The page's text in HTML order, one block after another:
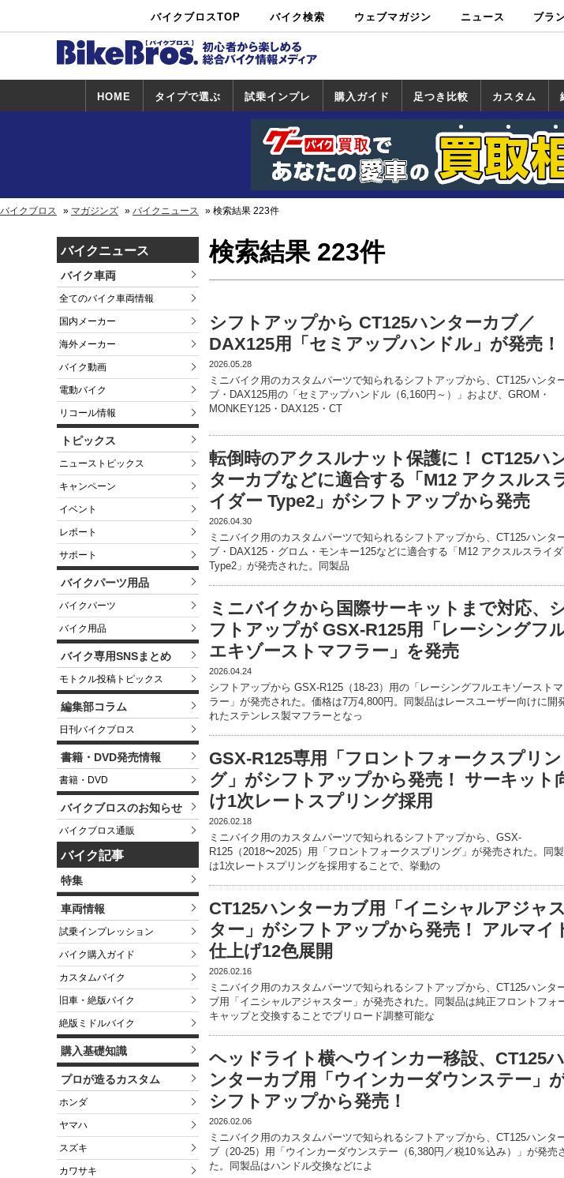
バイクブロスTOP バイク検索
中古バイ
ク・新車検
カタログ検
索
ショップ検
索
ウェブマガジン ニュース ブラ
HOME タイプで選ぶ 試乗インプレ
試乗インプレ
一覧
ホンダ
ヤマハ
スズキ
カワサキ
ハーレー
BMW
トライアンフ
ドゥカティ
購入ガイド
一覧
足つき比較 カスタム
カスタム
一覧
ホンダ
ヤマハ
スズキ
カワサキ道の駅調
ツーリン
日本の道
国道めぐり
林道ツー
バイクブロス マガジンズ バイクニュース 検索結果 223件
バイクニュース
バイク車両
全てのバイク車両情報
国内メーカー
海外メーカー
バイク動画
電動バイク
リコール情報
トピックス
ニューストピックス
キャンペーン
イベント
レポート
サポート
バイクパーツ用品
バイクパーツ
バイク用品
バイク専用SNSまとめ
モトクル投稿トピックス
編集部コラム
日刊バイクブロス
書籍・DVD発売情報
書籍・DVD
バイクブロスのお知らせ
バイクブロス通販
バイク記事
特集
車両情報
試乗インプレッション
バイク購入ガイド
カスタムバイク
旧車・絶版バイク
絶版ミドルバイク
購入基礎知識
プロが造るカスタム
ホンダ
ヤマハ
スズキ
カワサキ
検索結果 223件
シフトアップから CT125ハンターカブ／
DAX125用「セミアップハンドル」が発売！
2026.05.28
ミニバイク用のカスタムパーツで知られるシフトアップから、CT125ハンタ
ブ・DAX125用の「セミアップハンドル（6,160円～）」および、GROM・
MONKEY125・DAX125・CT
転倒時のアクスルナット保護に！ CT125ハ
ターカブなどに適合する「M12 アクスルス
イダー Type2」がシフトアップから発売
2026.04.30
ミニバイク用のカスタムパーツで知られるシフトアップから、CT125ハンタ
ブ・DAX125・グロム・モンキー125などに適合する「M12 アクスルスライ
Type2」が発売された。同製品
ミニバイクから国際サーキットまで対応、
フトアップが GSX-R125用「レーシングフ
エキゾーストマフラー」を発売
2026.04.24
シフトアップから GSX-R125（18-23）用の「レーシングフルエキゾースト
ラー」が発売された。価格は7万4,800円。同製品はレースユーザー向けに開
れたステンレス製マフラーとなっ
GSX-R125専用「フロントフォークスプリン
グ」がシフトアップから発売！ サーキット
け1次レートスプリング採用
2026.02.18
ミニバイク用のカスタムパーツで知られるシフトアップから、GSX-
R125（2018〜2025）用「フロントフォークスプリング」が発売された。同
は1次レートスプリングを採用することで、挙動の
CT125ハンターカブ用「イニシャルアジャス
ター」がシフトアップから発売！ アルマイ
仕上げ12色展開
2026.02.16
ミニバイク用のカスタムパーツで知られるシフトアップから、CT125ハンタ
ブ用「イニシャルアジャスター」が発売された。同製品は純正フロントフォ
キャップと交換することでプリロード調整可能な
ヘッドライト横へウインカー移設、CT125ハ
ンターカブ用「ウインカーダウンステー」
シフトアップから発売！
2026.02.06
ミニバイク用のカスタムパーツで知られるシフトアップから、CT125ハンタ
ブ（20-25）用「ウインカーダウンステー（6,380円／税10％込み）」が発売
た。同製品はハンドル交換などによ